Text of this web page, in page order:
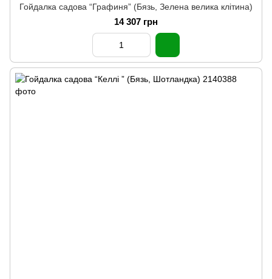
Гойдалка садова “Графиня” (Бязь, Зелена велика клітина)
14 307 грн